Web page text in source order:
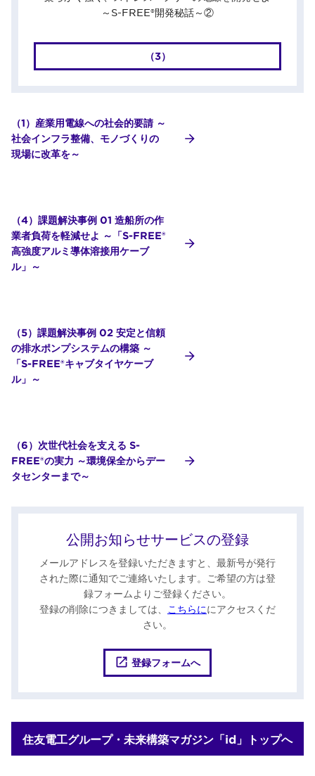
～S-FREE®開発秘話～②
（3）
（1）産業用電線への社会的要請 ～
社会インフラ整備、モノづくりの
現場に改革を～
（4）課題解決事例 01 造船所の作
業者負荷を軽減せよ ～「S-FREE®
高強度アルミ導体溶接用ケーブ
ル」～
（5）課題解決事例 02 安定と信頼
の排水ポンプシステムの構築 ～
「S-FREE®キャブタイヤケーブ
ル」～
（6）次世代社会を支える S-
FREE®の実力 ～環境保全からデー
タセンターまで～
公開お知らせサービスの登録
メールアドレスを登録いただきますと、最新号が発行
された際に通知でご連絡いたします。ご希望の方は登
録フォームよりご登録ください。
登録の削除につきましては、
こちらににアクセスくだ
さい。
登録フォームへ
住友電工グループ・未来構築マガジン「id」トップへ